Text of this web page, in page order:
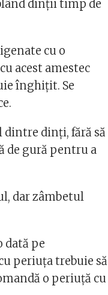
dinții timp de
cu o
acest amestec
înghițit. Se
dintre dinți, fără să
de gură pentru a
dar zâmbetul
dată pe
periuța trebuie să
o periuță cu